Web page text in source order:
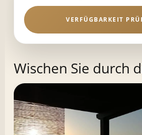
VERFÜGBARKEIT
Wischen Sie durch